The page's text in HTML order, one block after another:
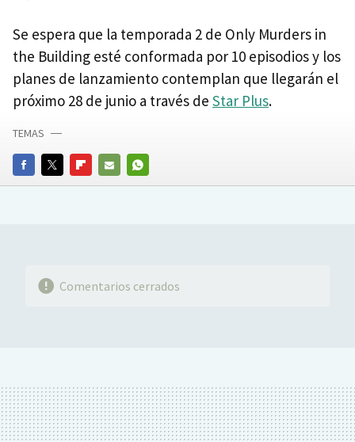
Se espera que la temporada 2 de Only Murders in
the Building esté conformada por 10 episodios y los
planes de lanzamiento contemplan que llegarán el
próximo 28 de junio a través de Star Plus.
FACEBOOKTWITTERFLIPBOARD
E-
WHATSAPP
TEMAS
Comentarios cerrados